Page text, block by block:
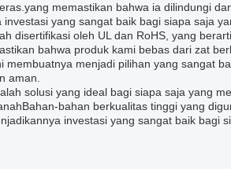
memastikan bahwa ia dilindungi
yang sangat baik bagi siapa saja
disertifikasi oleh UL dan RoHS, yang
bahwa produk kami bebas dari zat
membuatnya menjadi pilihan yang sangat
aman.
solusi yang ideal bagi siapa saja yang
bahan berkualitas tinggi yang
investasi yang sangat baik bagi